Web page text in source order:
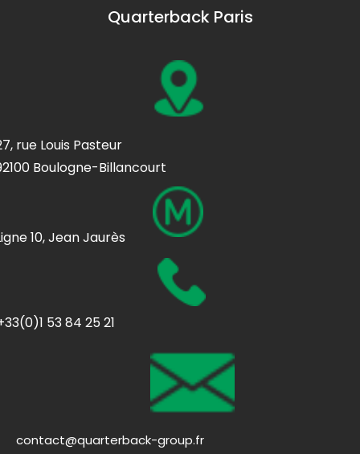
Quarterback Paris
rue Louis Pasteur
Boulogne-Billancourt
10, Jean Jaurès
53 84 25 21
contact@quarterback-group.fr